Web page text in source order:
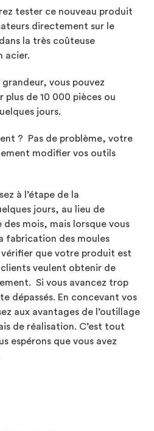
tester ce nouveau produit
directement sur le
la très coûteuse
acier.
vous pouvez
plus de 10 000 pièces ou
jours.
? Pas de problème, votre
modifier vos outils
à l’étape de la
jours, au lieu de
des mois, mais lorsque vous
fabrication des moules
que votre produit est
veulent obtenir de
Si vous avancez trop
dépassés. En concevant vos
aux avantages de l’outillage
de réalisation. C’est tout
espérons que vous avez